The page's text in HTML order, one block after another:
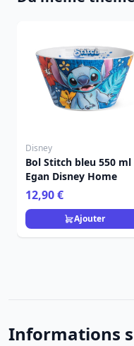
Disney
Bol Stitch bleu 550 ml
Egan Disney Home
12,90 €
Ajouter
Informations